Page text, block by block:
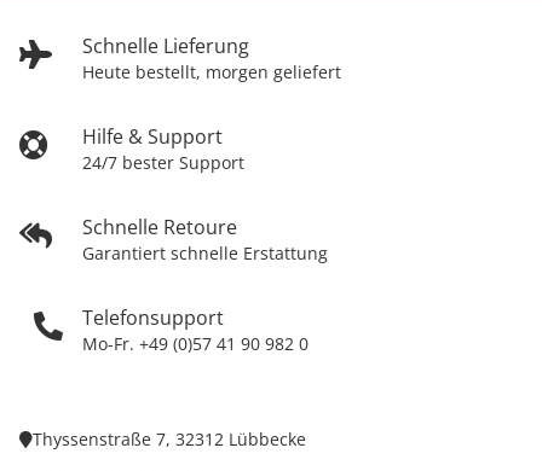
Schnelle Lieferung
Heute bestellt, morgen geliefert
Hilfe & Support
24/7 bester Support
Schnelle Retoure
Garantiert schnelle Erstattung
Telefonsupport
Mo-Fr. +49 (0)57 41 90 982 0
Thyssenstraße 7, 32312 Lübbecke